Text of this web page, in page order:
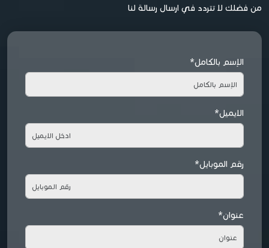
من فضلك لا تتردد في ارسال رسالة لنا
الإسم بالكامل*
الايميل*
رقم الموبايل*
عنوان*